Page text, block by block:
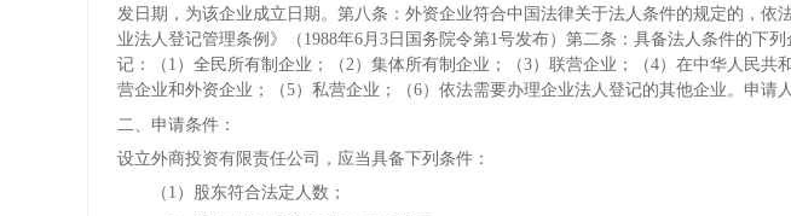
发日期，为该企业成立日期。第八条：外资企业符合中国法律关于法人条件的规定的，依
业法人登记管理条例》（1988年6月3日国务院令第1号发布）第二条：具备法人条件的下
记：（1）全民所有制企业；（2）集体所有制企业；（3）联营企业；（4）在中华人民共
营企业和外资企业；（5）私营企业；（6）依法需要办理企业法人登记的其他企业。申请
二、申请条件：
设立外商投资有限责任公司，应当具备下列条件：
（1）股东符合法定人数；